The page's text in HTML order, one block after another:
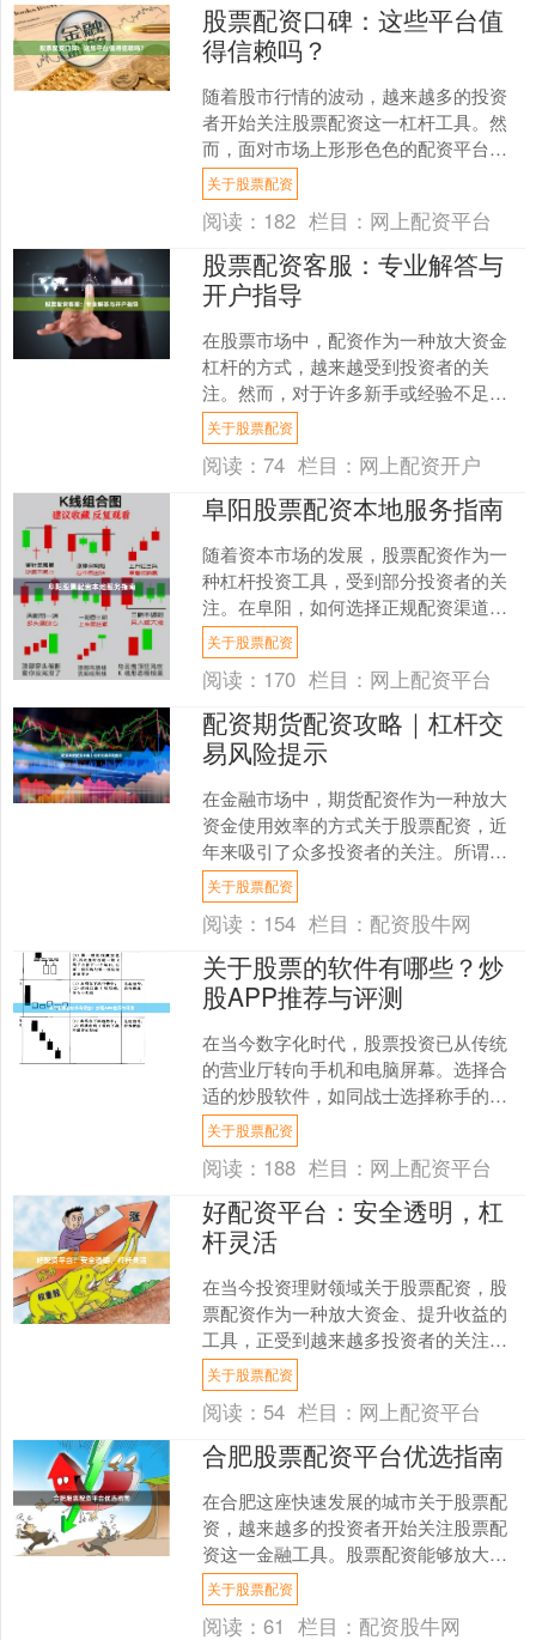
股票配资口碑：这些平台值
得信赖吗？
随着股市行情的波动，越来越多的投资
者开始关注股票配资这一杠杆工具。然
而，面对市场上形形色色的配资平台，
投资者最关心的莫过于“哪些平台值得信
赖”。本文将从口碑角度....
关于股票配资
阅读： 182 栏目： 网上配资平台
股票配资客服：专业解答与
开户指导
在股票市场中，配资作为一种放大资金
杠杆的方式，越来越受到投资者的关
注。然而，对于许多新手或经验不足的
投资者来说，配资流程、风险控制以及
开户步骤往往存在诸多疑问。....
关于股票配资
阅读：74 栏目： 网上配资开户
阜阳股票配资本地服务指南
随着资本市场的发展，股票配资作为一
种杠杆投资工具，受到部分投资者的关
注。在阜阳，如何选择正规配资渠道、
规避潜在风险，成为本地投资者最关心
的问题。本文从合规性、操....
关于股票配资
阅读： 170 栏目： 网上配资平台
配资期货配资攻略｜杠杆交
易风险提示
在金融市场中，期货配资作为一种放大
资金使用效率的方式关于股票配资，近
年来吸引了众多投资者的关注。所谓配
资期货，是指投资者通过配资平台获得
额外资金，以较小的自有资....
关于股票配资
阅读： 154 栏目： 配资股牛网
关于股票的软件有哪些？炒
股APP推荐与评测
在当今数字化时代，股票投资已从传统
的营业厅转向手机和电脑屏幕。选择合
适的炒股软件，如同战士选择称手的兵
器，直接影响投资效率和决策质量。面
对市场上琳琅满目的股票软....
关于股票配资
阅读： 188 栏目： 网上配资平台
好配资平台：安全透明，杠
杆灵活
在当今投资理财领域关于股票配资，股
票配资作为一种放大资金、提升收益的
工具，正受到越来越多投资者的关注。
然而，面对市场上琳琅满目的配资平
台，如何选择一个真正“好配....
关于股票配资
阅读： 54 栏目： 网上配资平台
合肥股票配资平台优选指南
在合肥这座快速发展的城市关于股票配
资，越来越多的投资者开始关注股票配
资这一金融工具。股票配资能够放大资
金杠杆，帮助投资者在牛市中获取更高
收益，但同时也伴随着风险....
关于股票配资
阅读：61 栏目： 配资股牛网